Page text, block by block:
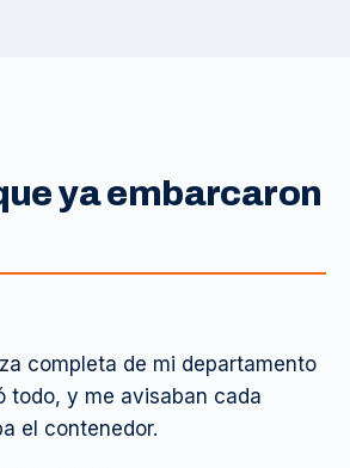
ya embarcaron
completa de mi departamento
todo, y me avisaban cada
el contenedor.